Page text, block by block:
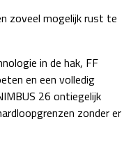
zoveel mogelijk rust te
in de hak, FF
en een volledig
26 ontiegelijk
zonder er